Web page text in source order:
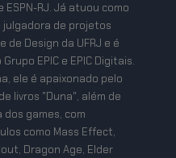
ESPN-RJ. Já atuou como
julgadora de projetos
de Design da UFRJ e é
EPIC e EPIC Digitais.
ele é apaixonado pelo
livros "Duna", além de
games, com
como Mass Effect,
Dragon Age, Elder